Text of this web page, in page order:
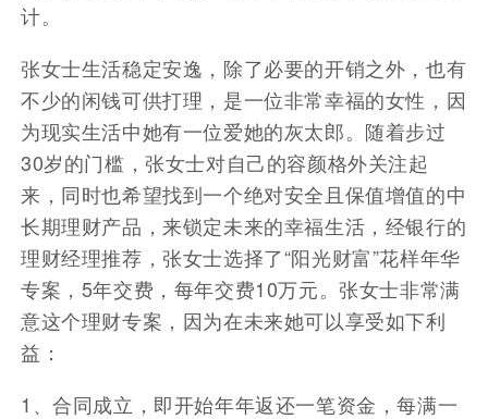
计。
张女士生活稳定安逸，除了必要的开销之外，也有
不少的闲钱可供打理，是一位非常幸福的女性，因
为现实生活中她有一位爱她的灰太郎。随着步过
30岁的门槛，张女士对自己的容颜格外关注起
来，同时也希望找到一个绝对安全且保值增值的中
长期理财产品，来锁定未来的幸福生活，经银行的
理财经理推荐，张女士选择了“阳光财富”花样年华
专案，5年交费，每年交费10万元。张女士非常满
意这个理财专案，因为在未来她可以享受如下利
益：
1、合同成立，即开始年年返还一笔资金，每满一